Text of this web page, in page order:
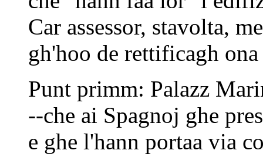
Car assessor, stavolta,
gh'hoo de rettificagh ona
Punt primm: Palazz
--che ai Spagnoj ghe
e ghe l'hann portaa via